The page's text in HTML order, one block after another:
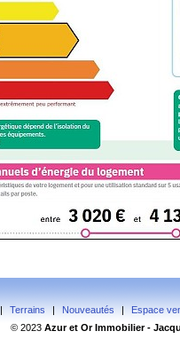
| Terrains | Nouveautés |
Espace
© 2023Azuret Or Immobilier -